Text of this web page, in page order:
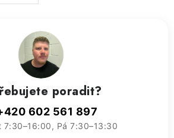
poradit?
602 561 897
7:30–16:00, Pá 7:30–13:30